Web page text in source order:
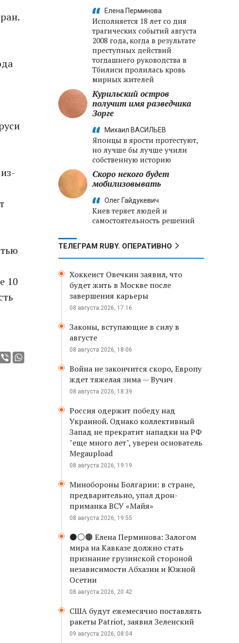
10
Елена Перминова
Исполняется 18 лет со дня
трагических событий августа
2008 года, когда в результате
преступных действий
тогдашнего руководства в
Тбилиси пролилась кровь
мирных жителей
Курильский остров
получит имя разведчика
Зорге
Михаил ВАСИЛЬЕВ
Японцы в ярости протестуют,
но лучше бы лучше учили
собственную историю
Скоро некого будет
мобилизовывать
Олег Гайдукевич
Киев теряет людей и
самостоятельность решений
ТЕЛЕГРАМ RUBY. ОПЕРАТИВНО
Хоккеист Овечкин заявил, что
будет жить в Москве после
завершения карьеры
08 августа 2026, 17:16
Законы, вступающие в силу в
августе
08 августа 2026, 18:06
Война не закончится скоро, Европу
ждет тяжелая зима — Вучич
08 августа 2026, 18:39
Россия одержит победу над
Украиной. Однако коллективный
Запад не прекратит нападки на РФ
"еще много лет", уверен основатель
Megaupload
08 августа 2026, 19:19
Минобороны Болгарии: в стране,
предварительно, упал дрон-
приманка ВСУ «Майя»
08 августа 2026, 19:55
⚫️⚪️🟤 Елена Перминова: Залогом
мира на Кавказе должно стать
признание грузинской стороной
независимости Абхазии и Южной
Осетии
08 августа 2026, 20:42
США будут ежемесячно поставлять
ракеты Patriot, заявил Зеленский
09 августа 2026, 08:04